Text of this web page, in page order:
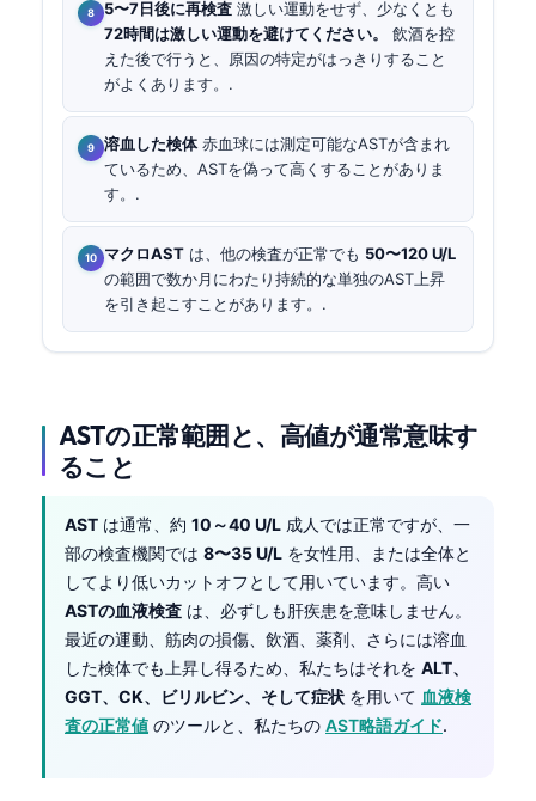
5〜7日後に再検査 激しい運動をせず、少なくとも
72時間は激しい運動を避けてください。
飲酒を控
えた後で行うと、原因の特定がはっきりすること
がよくあります。.
溶血した検体赤血球には測定可能なASTが含まれ
ているため、ASTを偽って高くすることがありま
す。.
マクロAST は、他の検査が正常でも 50〜120 U/L
の範囲で数か月にわたり持続的な単独のAST上昇
を引き起こすことがあります。.
ASTの正常範囲と、高値が通常意味す
ること
AST は通常、約 10～40 U/L 成人では正常ですが、一
部の検査機関では 8〜35 U/L を女性用、または全体と
してより低いカットオフとして用いています。高い
ASTの血液検査 は、必ずしも肝疾患を意味しません。
最近の運動、筋肉の損傷、飲酒、薬剤、さらには溶血
した検体でも上昇し得るため、私たちはそれを ALT、
GGT、CK、ビリルビン、そして症状 を用いて 血液検
査の正常値 のツールと、私たちの AST略語ガイド.